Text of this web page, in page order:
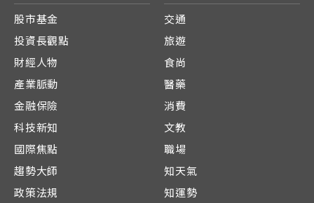
股市基金
投資長觀點
財經人物
產業脈動
金融保險
科技新知
國際焦點
趨勢大師
政策法規
交通
旅遊
食尚
醫藥
消費
文教
職場
知天氣
知運勢